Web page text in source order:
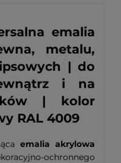
emalia
metalu,
| do
i na
| kolor
RAL 4009
emalia akrylowa
ochronnego